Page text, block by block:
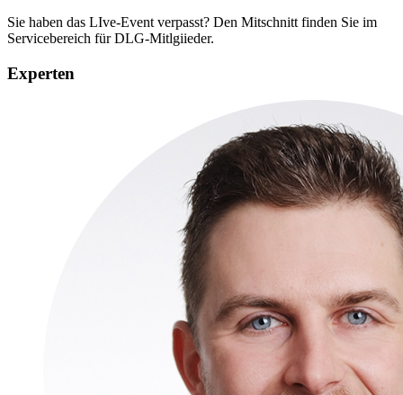
Sie haben das LIve-Event verpasst? Den Mitschnitt finden Sie im
Servicebereich für DLG-Mitlgiieder.
Experten